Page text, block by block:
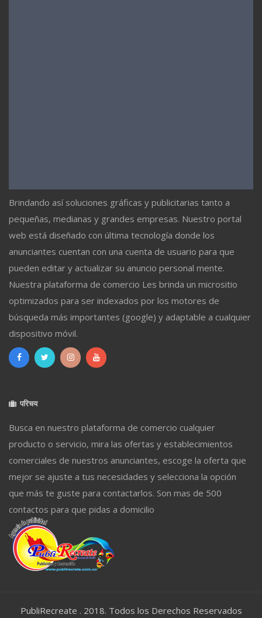
Brindando así soluciones gráficas y publicitarias tanto a
pequeñas, medianas y grandes empresas. Nuestro portal
web está diseñado con última tecnología donde los
anunciantes cuentan con una cuenta de usuario para que
pueden editar y actualizar su anuncio personal mente.
Nuestra plataforma de comercio Les brinda un micrositio
optimizados para ser indexados por los motores de
búsqueda más importantes (google) y adaptable a cualquier
dispositivo móvil.
परिचय
Busca en nuestro plataforma de comercio cualquier
producto o servicio, mira las ofertas y establecimientos
comerciales de nuestros anunciantes, escoge la oferta que
mejor se ajuste a tus necesidades y selecciona la opción
que más te guste para contactarlos. Son mas de 500
contactos para que pidas a domicilio
PubliRecreate . 2018. Todos los Derechos Reservados